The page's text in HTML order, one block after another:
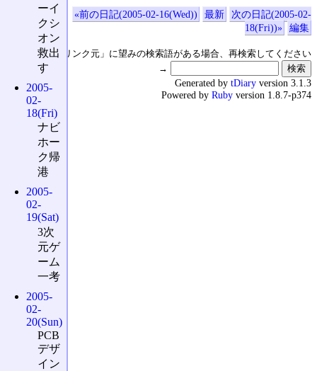
«前の日記(2005-02-16(Wed)) 最新
次の日記(2005-02-
18(Fri))»
編集
↑の「本日のリンク元」に望みの検索語がある場合、再検索してください
→
ーイ
クシ
オン
救出
す
2005-
02-
18(Fri)
ナビ
ホー
ク帰
港
2005-
02-
19(Sat)
3次
元ゲ
ーム
一考
2005-
02-
20(Sun)
PCB
デザ
イン
Generated by tDiary version 3.1.3
Powered by Ruby version 1.8.7-p374